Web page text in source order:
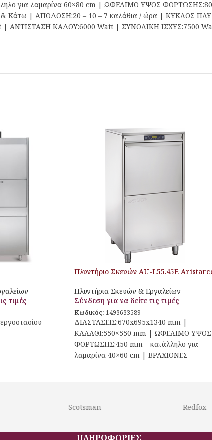
για λαμαρίνα 60×80 cm | ΩΦΕΛΙΜΟ ΥΨΟΣ
| ΑΠΟΔΟΣΗ:20 – 10 – 7 καλάθια / ώρα | ΚΥΚΛΟΣ
| ΑΝΤΙΣΤΑΣΗ ΚΑΔΟΥ:6000 Watt | ΣΥΝΟΛΙΚΗ ΙΣΧΥΣ:7500
τιμές
Πλυντήριο Σκευών AU-L55.45E
Πλυντήρια Σκευών & Εργαλείων
Σύνδεση για να δείτε τις τιμές
Κωδικός: 1493633589
ΔΙΑΣΤΑΣΕΙΣ:670x695x1340 mm |
ΚΑΛΑΘΙ:550×550 mm | ΩΦΕΛΙΜΟ ΥΨΟΣ
ΦΟΡΤΩΣΗΣ:450 mm – κατάλληλο για
λαμαρίνα 40×60 cm | ΒΡΑΧΙΟΝΕΣ
ΠΛΥΣΗΣ:Πάνω &